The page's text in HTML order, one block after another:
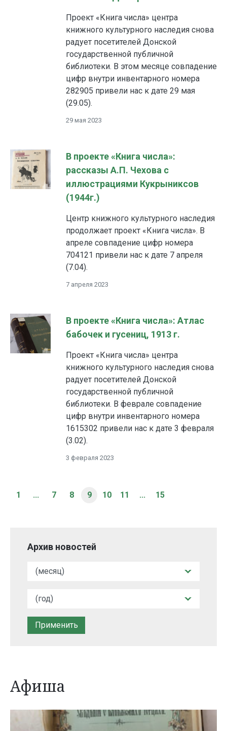
Проект «Книга числа» центра
книжного культурного наследия снова
радует посетителей Донской
государственной публичной
библиотеки. В этом месяце совпадение
цифр внутри инвентарного номера
282905 привели нас к дате 29 мая
(29.05).
29 мая 2023
В проекте «Книга числа»:
рассказы А.П. Чехова с
иллюстрациями Кукрыниксов
(1944г.)
Центр книжного культурного наследия
продолжает проект «Книга числа». В
апреле совпадение цифр номера
704121 привели нас к дате 7 апреля
(7.04).
7 апреля 2023
В проекте «Книга числа»: Атлас
бабочек и гусениц, 1913 г.
Проект «Книга числа» центра
книжного культурного наследия снова
радует посетителей Донской
государственной публичной
библиотеки. В феврале совпадение
цифр внутри инвентарного номера
1615302 привели нас к дате 3 февраля
(3.02).
3 февраля 2023
1 ... 7 8 9 10 11 ... 15
Архив новостей
Афиша